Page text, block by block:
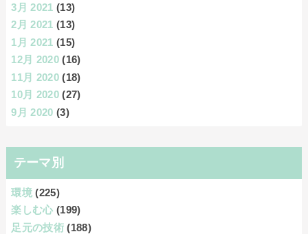
3月 2021 (13)
2月 2021 (13)
1月 2021 (15)
12月 2020 (16)
11月 2020 (18)
10月 2020 (27)
9月 2020 (3)
テーマ別
環境 (225)
楽しむ心 (199)
足元の技術 (188)